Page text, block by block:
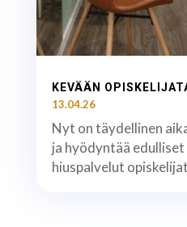
KEVÄÄN
13.04.26
Nyt on täydellinen
ja hyödyntää edulliset
hiuspalvelut